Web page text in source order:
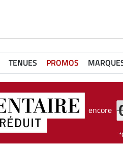
TENUES PROMOS
encore